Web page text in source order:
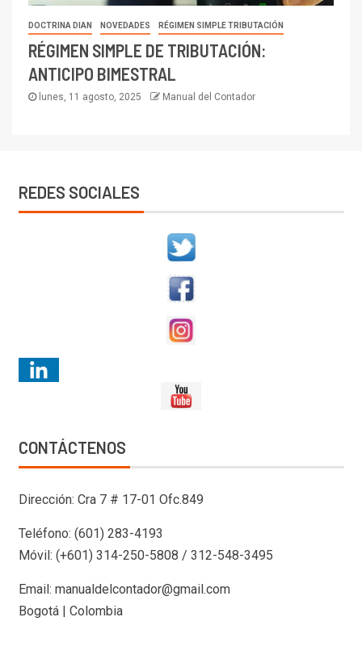
DOCTRINA DIAN NOVEDADES RÉGIMEN SIMPLE TRIBUTACIÓN
RÉGIMEN SIMPLE DE TRIBUTACIÓN:
ANTICIPO BIMESTRAL
lunes, 11 agosto, 2025 Manual del Contador
REDES SOCIALES
CONTÁCTENOS
Dirección: Cra 7 # 17-01 Ofc.849
Teléfono: (601) 283-4193
Móvil: (+601) 314-250-5808 / 312-548-3495
Email: manualdelcontador@gmail.com
Bogotá | Colombia